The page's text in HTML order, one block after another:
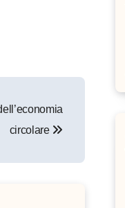
circolare